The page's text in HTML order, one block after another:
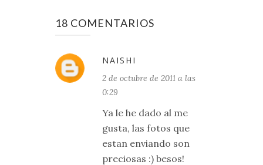
18 COMENTARIOS
NAISHI
2 de octubre de 2011 a las
0:29
Ya le he dado al me
gusta, las fotos que
estan enviando son
preciosas :) besos!